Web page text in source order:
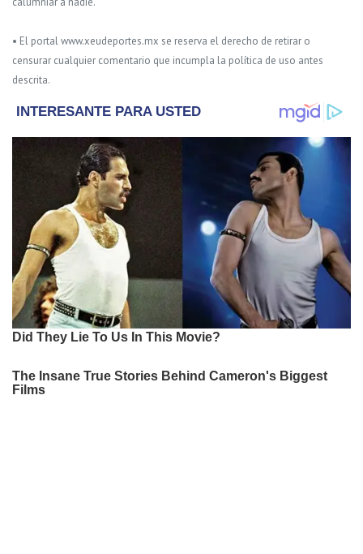
• El portal www.xeudeportes.mx se reserva el derecho de retirar o
censurar cualquier comentario que incumpla la política de uso antes
descrita.